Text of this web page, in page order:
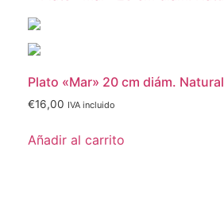
Plato «Mar» 20 cm diám. Natural
€16,00 IVA incluido
Añadir al carrito